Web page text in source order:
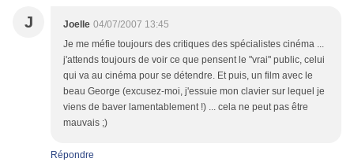
J Joelle 04/07/2007 13:45
Je me méfie toujours des critiques des spécialistes cinéma ...
j'attends toujours de voir ce que pensent le "vrai" public, celui
qui va au cinéma pour se détendre. Et puis, un film avec le
beau George (excusez-moi, j'essuie mon clavier sur lequel je
viens de baver lamentablement !) ... cela ne peut pas être
mauvais ;)
Répondre